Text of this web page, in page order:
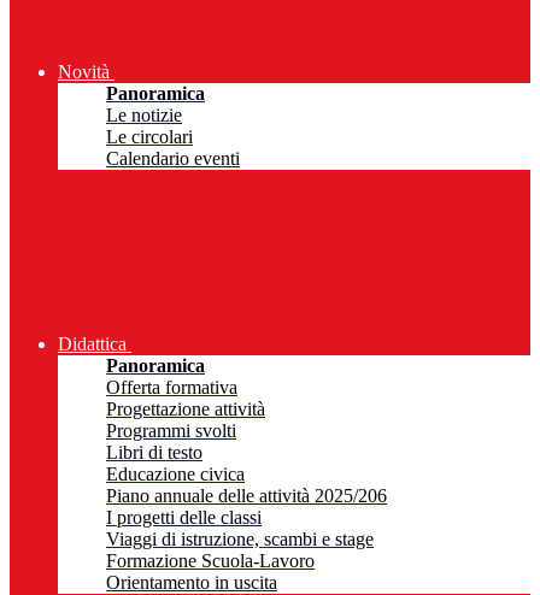
Novità
Panoramica
Le notizie
Le circolari
Calendario eventi
Didattica
Panoramica
Offerta formativa
Progettazione attività
Programmi svolti
Libri di testo
Educazione civica
Piano annuale delle attività 2025/206
I progetti delle classi
Viaggi di istruzione, scambi e stage
Formazione Scuola-Lavoro
Orientamento in uscita